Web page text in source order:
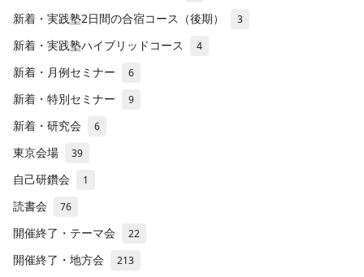
新着・実践塾2日間の合宿コース（後期） 3
新着・実践塾ハイブリッドコース 4
新着・月例セミナー 6
新着・特別セミナー 9
新着・研究会 6
東京会場 39
自己研鑽会 1
読書会 76
開催終了・テーマ会 22
開催終了・地方会 213